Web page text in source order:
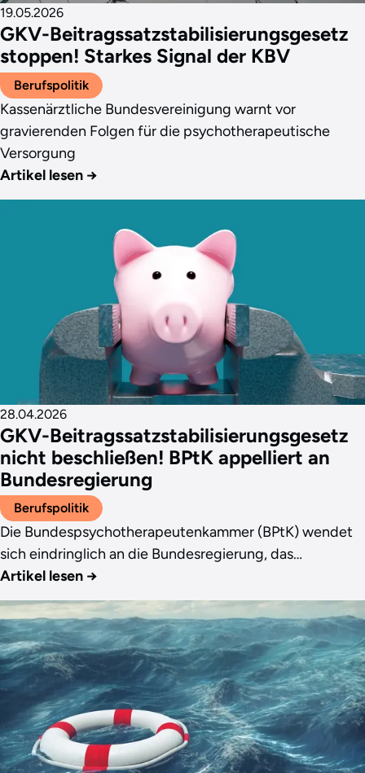
GKV-Beitragssatzstabilisierungsgesetz
stoppen! Starkes Signal der KBV
19.05.2026
Berufspolitik
Kassenärztliche Bundesvereinigung warnt vor
gravierenden Folgen für die psychotherapeutische
Versorgung
Artikel lesen →
GKV-Beitragssatzstabilisierungsgesetz
nicht beschließen! BPtK appelliert an
Bundesregierung
28.04.2026
Berufspolitik
Die Bundespsychotherapeutenkammer (BPtK) wendet
sich eindringlich an die Bundesregierung, das…
Artikel lesen →